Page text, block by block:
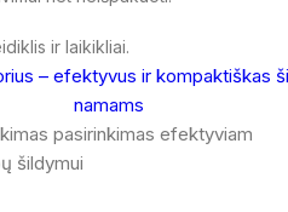
ir laikikliai.
pasirinkimas efektyviam
šildymui